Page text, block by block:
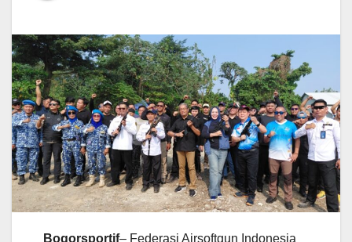
Bogorsportif– Federasi Airsoftgun Indonesia